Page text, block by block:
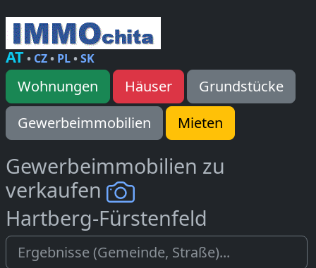
AT• CZ• PL•SK
Wohnungen Häuser
Grundstücke
Gewerbeimmobilien
Mieten
Gewerbeimmobilien zu
verkaufen
Hartberg-Fürstenfeld